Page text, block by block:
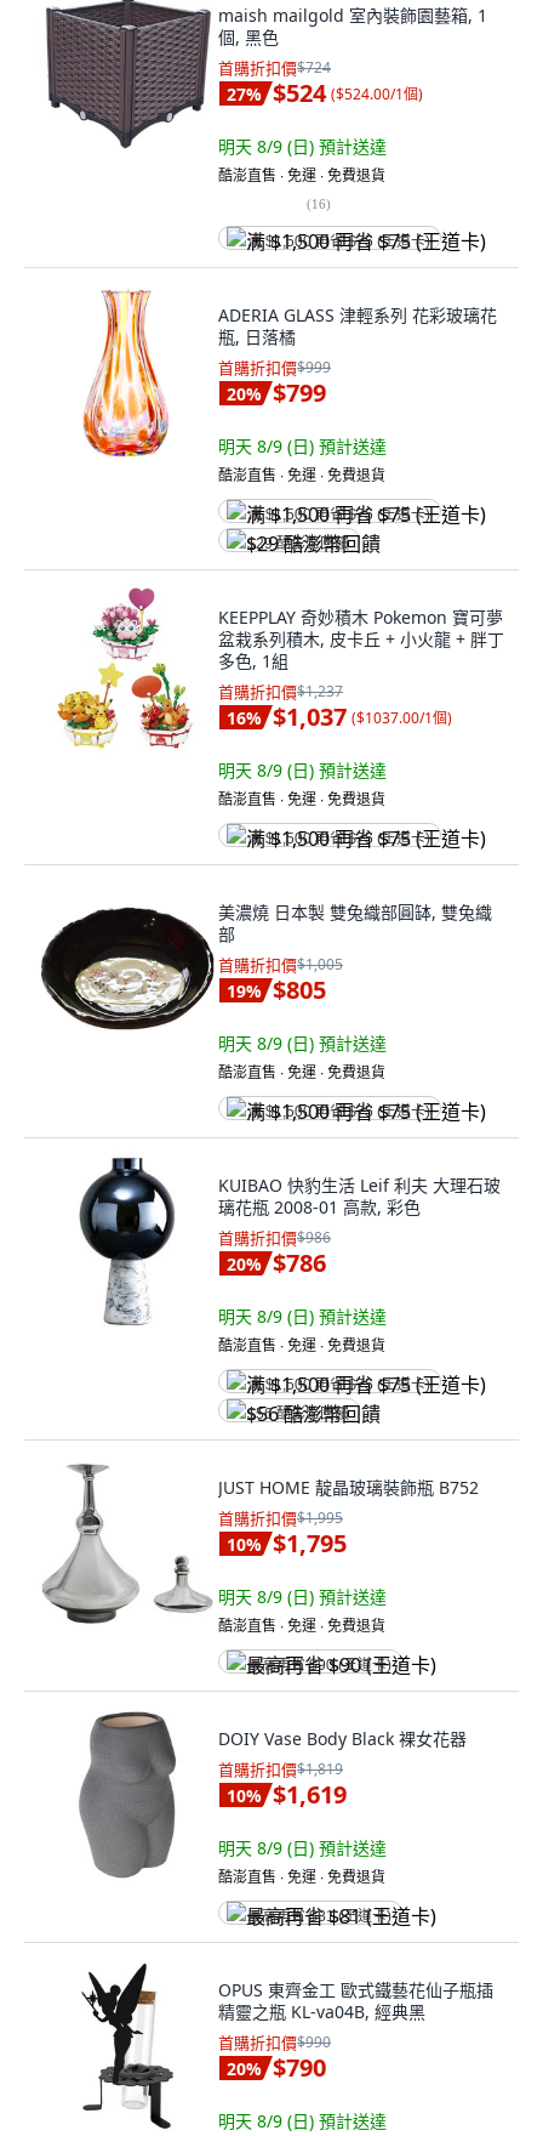
maish mailgold 室內裝飾園藝箱, 1
個, 黑色
首購折扣價$724
27% $524 ($524.00/1個)
明天 8/9 (日) 預計送達
酷澎直售 ∙ 免運 ∙ 免費退貨
(16)
满 $1,500 再省 $75 (王道卡)
ADERIA GLASS 津輕系列 花彩玻璃花
瓶, 日落橘
首購折扣價$999
20% $799
明天 8/9 (日) 預計送達
酷澎直售 ∙ 免運 ∙ 免費退貨
满 $1,500 再省 $75 (王道卡)
$29 酷澎幣回饋
KEEPPLAY 奇妙積木 Pokemon 寶可夢
盆栽系列積木, 皮卡丘 + 小火龍 + 胖丁
多色, 1組
首購折扣價$1,237
16% $1,037 ($1037.00/1個)
明天 8/9 (日) 預計送達
酷澎直售 ∙ 免運 ∙ 免費退貨
满 $1,500 再省 $75 (王道卡)
美濃燒 日本製 雙兔織部圓缽, 雙兔織
部
首購折扣價$1,005
19% $805
明天 8/9 (日) 預計送達
酷澎直售 ∙ 免運 ∙ 免費退貨
满 $1,500 再省 $75 (王道卡)
KUIBAO 快豹生活 Leif 利夫 大理石玻
璃花瓶 2008-01 高款, 彩色
首購折扣價$986
20% $786
明天 8/9 (日) 預計送達
酷澎直售 ∙ 免運 ∙ 免費退貨
满 $1,500 再省 $75 (王道卡)
$56 酷澎幣回饋
JUST HOME 靛晶玻璃裝飾瓶 B752
首購折扣價$1,995
10% $1,795
明天 8/9 (日) 預計送達
酷澎直售 ∙ 免運 ∙ 免費退貨
最高再省 $90 (王道卡)
DOIY Vase Body Black 裸女花器
首購折扣價$1,819
10% $1,619
明天 8/9 (日) 預計送達
酷澎直售 ∙ 免運 ∙ 免費退貨
最高再省 $81 (王道卡)
OPUS 東齊金工 歐式鐵藝花仙子瓶插
精靈之瓶 KL-va04B, 經典黑
首購折扣價$990
20% $790
明天 8/9 (日) 預計送達